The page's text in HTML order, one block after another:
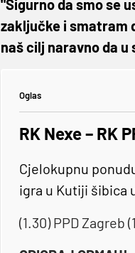
"Sigurno da smo se
zaključke i smatram
naš cilj naravno da u
Oglas
RK Nexe – RK
Cjelokupnu
igra u Kutiji šibica
(1.30) PPD Zagreb